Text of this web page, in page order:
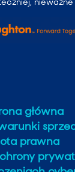
główna
prawna